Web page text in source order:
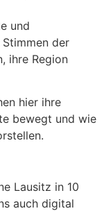
und
der
ihre Region
hier ihre
bewegt und wie
Lausitz in 10
auch digital